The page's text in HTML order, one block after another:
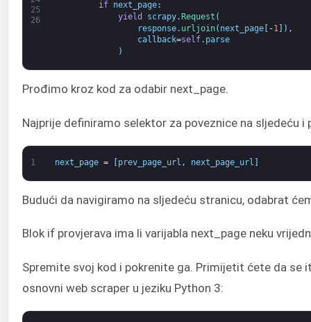
25
26
if
next_page:
yield
scrapy.Request (
response. urljoin( next_page[ -1 ] ) ,
callback=self. parse
)
Prođimo kroz kod za odabir next_page.
Najprije definiramo selektor za poveznice na sljedeću
1 next_page = prev_page_url , next_page_url
Budući da navigiramo na sljedeću stranicu, odabrat
Blok if provjerava ima li varijabla next_page neku
Spremite svoj kod i pokrenite ga. Primijetit ćete da se
osnovni web scraper u jeziku Python 3: